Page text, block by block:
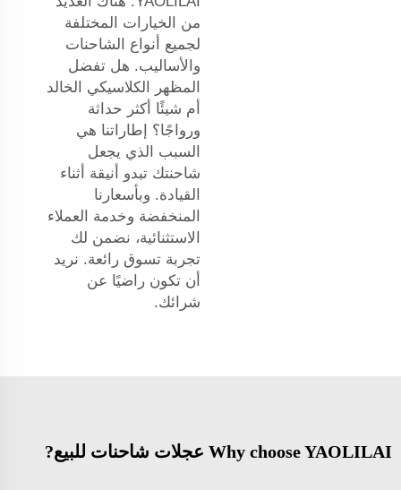
من الخيارات المختلفة
لجميع أنواع الشاحنات
والأساليب. هل تفضل
المظهر الكلاسيكي الخالد
أم شيئًا أكثر حداثة
ورواجًا؟ إطاراتنا هي
السبب الذي يجعل
شاحنتك تبدو أنيقة أثناء
القيادة. وبأسعارنا
المنخفضة وخدمة العملاء
الاستثنائية، نضمن لك
تجربة تسوق رائعة. نريد
أن تكون راضيًا عن
شرائك.
Why choose YAOLILAI عجلات شاحنات للبيع?